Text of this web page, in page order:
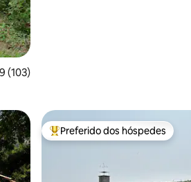
uma avaliação média de 5, 103
(103)
Entre os melhores preferidos
Preferido dos hóspedes